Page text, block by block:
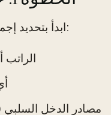
ابدأ بتحديد إجمالي دخلك الشهري. وهذا يشمل:
الراتب
مصادر الدخل السلبي